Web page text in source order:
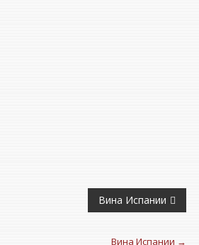
Вина Испании
Вина Испании →